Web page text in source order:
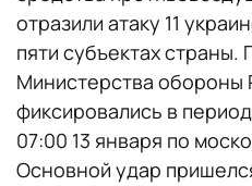
отразили атаку 11
пяти субъектах
Министерства обороны
фиксировались в
07:00 13 января по
Основной удар